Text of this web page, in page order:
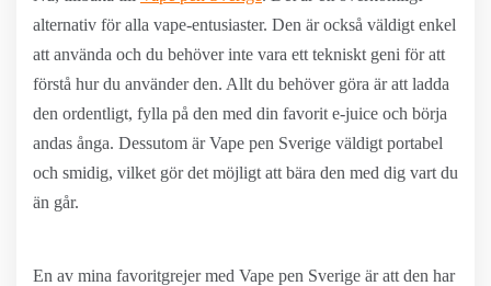
alternativ för alla vape-entusiaster. Den är också väldigt enkel
att använda och du behöver inte vara ett tekniskt geni för att
förstå hur du använder den. Allt du behöver göra är att ladda
den ordentligt, fylla på den med din favorit e-juice och börja
andas ånga. Dessutom är Vape pen Sverige väldigt portabel
och smidig, vilket gör det möjligt att bära den med dig vart du
än går.
En av mina favoritgrejer med Vape pen Sverige är att den har